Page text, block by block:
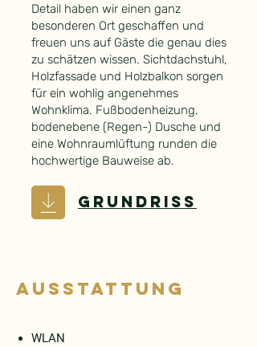
Detail haben wir einen ganz
besonderen Ort geschaffen und
freuen uns auf Gäste die genau dies
zu schätzen wissen. Sichtdachstuhl,
Holzfassade und Holzbalkon sorgen
für ein wohlig angenehmes
Wohnklima. Fußbodenheizung,
bodenebene (Regen-) Dusche und
eine Wohnraumlüftung runden die
hochwertige Bauweise ab.
Grundriss
Ausstattung
WLAN